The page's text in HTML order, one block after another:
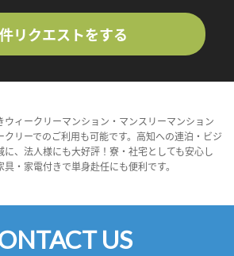
リクエストをする
ィークリーマンション・マンスリーマンション
リーでのご利用も可能です。高知への連泊・ビジ
、法人様にも大好評！寮・社宅としても安心し
・家電付きで単身赴任にも便利です。
US